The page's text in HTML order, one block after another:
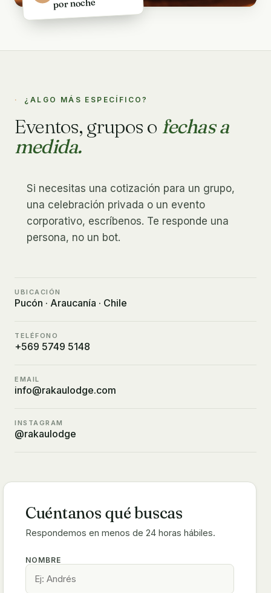
por noche
¿ALGO MÁS ESPECÍFICO?
Eventos, grupos o fechas a
medida.
Si necesitas una cotización para un grupo,
una celebración privada o un evento
corporativo, escríbenos. Te responde una
persona, no un bot.
UBICACIÓN
Pucón · Araucanía · Chile
TELÉFONO
+569 5749 5148
EMAIL
info@rakaulodge.com
INSTAGRAM
@rakaulodge
Cuéntanos qué buscas
Respondemos en menos de 24 horas hábiles.
NOMBRE